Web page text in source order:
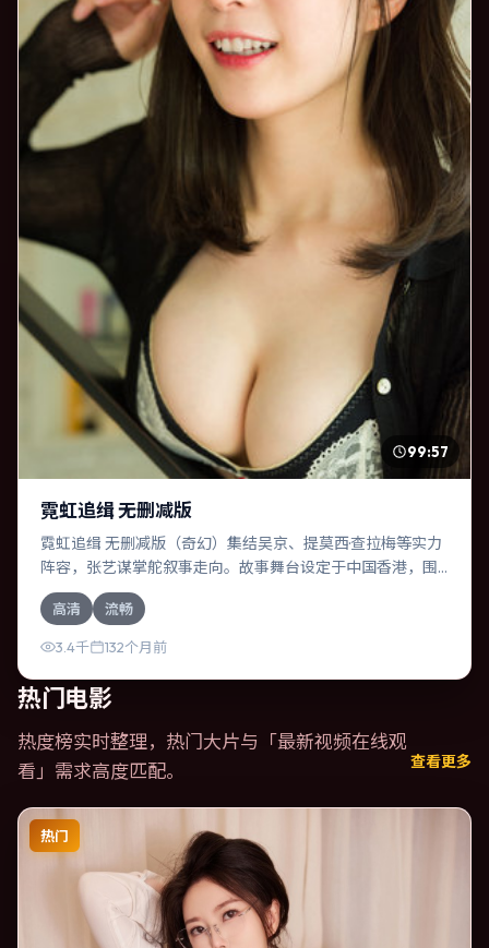
99:57
霓虹追缉 无删减版
霓虹追缉 无删减版（奇幻）集结吴京、提莫西·查拉梅等实力
阵容，张艺谋掌舵叙事走向。故事舞台设定于中国香港，围
绕一次意外选择展开连锁反应；配乐与色彩高度服务于主
题，结尾留白耐人寻味。
高清 流畅
3.4千 132个月前
热门电影
热度榜实时整理，热门大片与「最新视频在线观
看 」需求高度匹配。 查看更多
热门